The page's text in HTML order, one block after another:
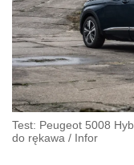
Test: Peugeot 5008
do rękawa / Infor